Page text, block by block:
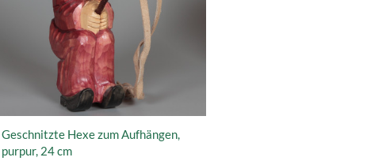
Geschnitzte Hexe zum Aufhängen,
purpur, 24 cm